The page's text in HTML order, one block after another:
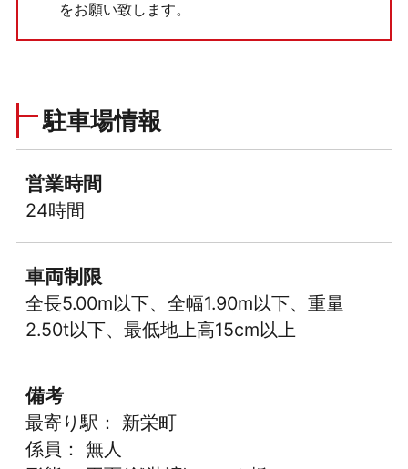
をお願い致します。
駐車場情報
営業時間
24時間
車両制限
全長5.00m以下、全幅1.90m以下、重量
2.50t以下、最低地上高15cm以上
備考
最寄り駅： 新栄町
係員： 無人